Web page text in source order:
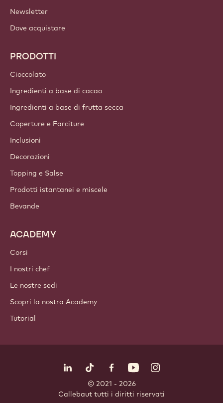
Newsletter
Dove acquistare
PRODOTTI
Cioccolato
Ingredienti a base di cacao
Ingredienti a base di frutta secca
Coperture e Farciture
Inclusioni
Decorazioni
Topping e Salse
Prodotti istantanei e miscele
Bevande
ACADEMY
Corsi
I nostri chef
Le nostre sedi
Scopri la nostra Academy
Tutorial
LinkedIn Opens in a new window.
TikTok Opens in a new window.
Facebook Opens in a new
YouTubeInstagram
© 2021 - 2026
Callebaut tutti i diritti riservati